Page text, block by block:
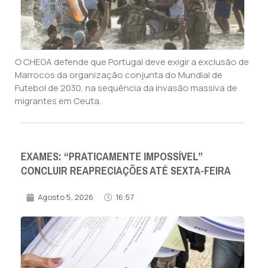
O CHEGA defende que Portugal deve exigir a exclusão de
Marrocos da organização conjunta do Mundial de
Futebol de 2030, na sequência da invasão massiva de
migrantes em Ceuta.
EXAMES: “PRATICAMENTE IMPOSSÍVEL”
CONCLUIR REAPRECIAÇÕES ATÉ SEXTA-FEIRA
Agosto 5, 2026 16:57